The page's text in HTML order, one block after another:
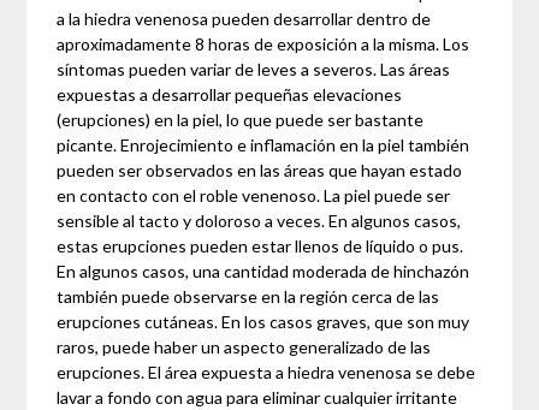
a la hiedra venenosa pueden desarrollar dentro de
aproximadamente 8 horas de exposición a la misma. Los
síntomas pueden variar de leves a severos. Las áreas
expuestas a desarrollar pequeñas elevaciones
(erupciones) en la piel, lo que puede ser bastante
picante. Enrojecimiento e inflamación en la piel también
pueden ser observados en las áreas que hayan estado
en contacto con el roble venenoso. La piel puede ser
sensible al tacto y doloroso a veces. En algunos casos,
estas erupciones pueden estar llenos de líquido o pus.
En algunos casos, una cantidad moderada de hinchazón
también puede observarse en la región cerca de las
erupciones cutáneas. En los casos graves, que son muy
raros, puede haber un aspecto generalizado de las
erupciones. El área expuesta a hiedra venenosa se debe
lavar a fondo con agua para eliminar cualquier irritante